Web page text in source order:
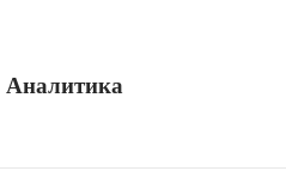
Аналитика